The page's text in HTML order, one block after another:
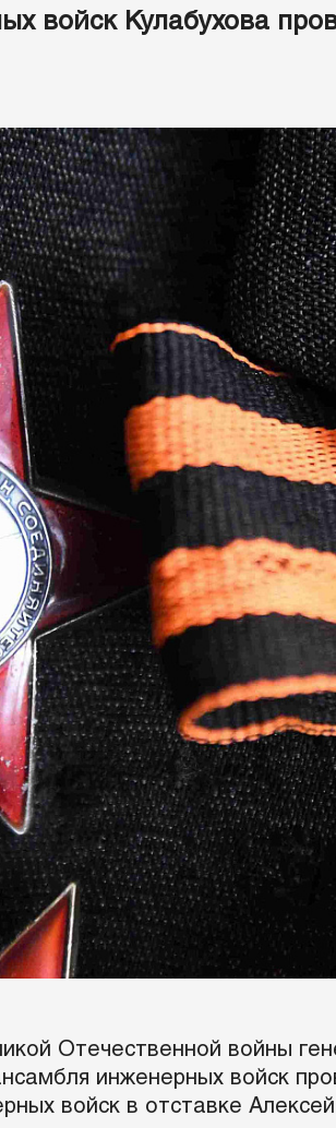
войск Кулабухова
Отечественной войны
инженерных войск
войск в отставке